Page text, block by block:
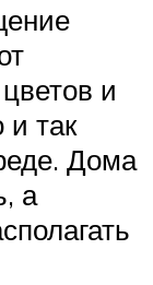
и
и так
Дома
а